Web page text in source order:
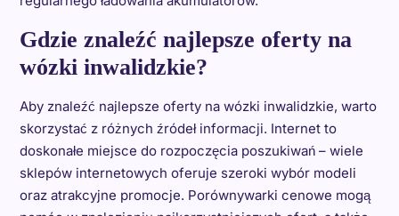
Gdzie znaleźć najlepsze oferty na
wózki inwalidzkie?
Aby znaleźć najlepsze oferty na wózki inwalidzkie, warto
skorzystać z różnych źródeł informacji. Internet to
doskonałe miejsce do rozpoczęcia poszukiwań – wiele
sklepów internetowych oferuje szeroki wybór modeli
oraz atrakcyjne promocje. Porównywarki cenowe mogą